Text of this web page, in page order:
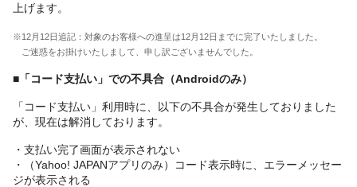
上げます。
※12月12日追記：対象のお客様への進呈は12月12日までに完了いたしました。
ご迷惑をお掛けいたしまして、申し訳ございませんでした。
■「コード支払い」での不具合（Androidのみ）
「コード支払い」利用時に、以下の不具合が発生しておりました
が、現在は解消しております。
・支払い完了画面が表示されない
・（Yahoo! JAPANアプリのみ）コード表示時に、エラーメッセー
ジが表示される